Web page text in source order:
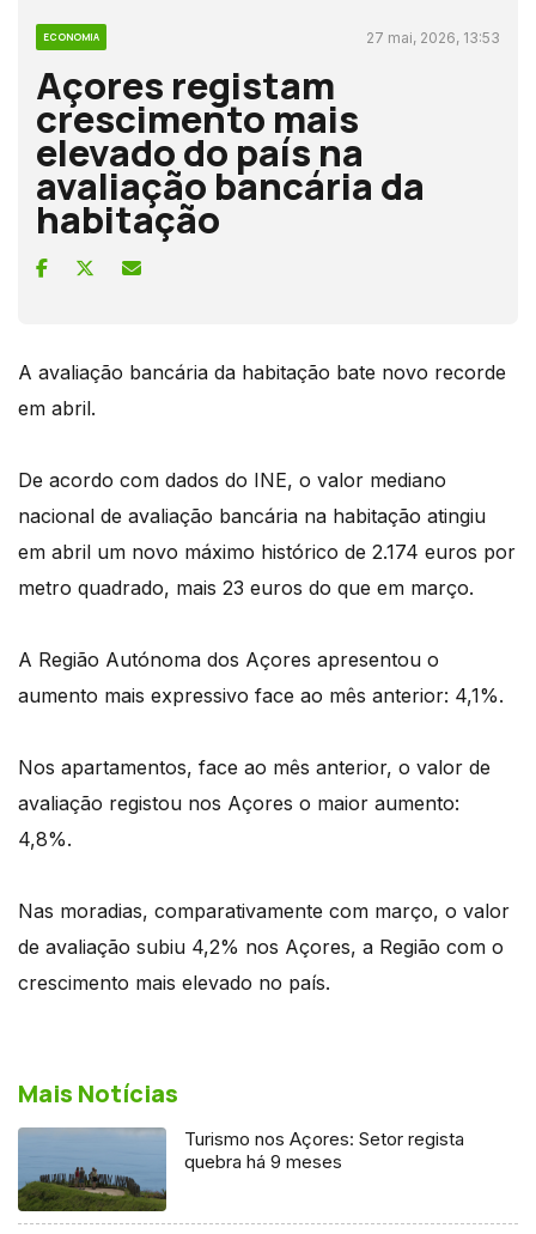
ECONOMIA 27 mai, 2026, 13:53
Açores registam
crescimento mais
elevado do país na
avaliação bancária da
habitação
A avaliação bancária da habitação bate novo recorde
em abril.
De acordo com dados do INE, o valor mediano
nacional de avaliação bancária na habitação atingiu
em abril um novo máximo histórico de 2.174 euros por
metro quadrado, mais 23 euros do que em março.
A Região Autónoma dos Açores apresentou o
aumento mais expressivo face ao mês anterior: 4,1%.
Nos apartamentos, face ao mês anterior, o valor de
avaliação registou nos Açores o maior aumento:
4,8%.
Nas moradias, comparativamente com março, o valor
de avaliação subiu 4,2% nos Açores, a Região com o
crescimento mais elevado no país.
Mais Notícias
Turismo nos Açores: Setor regista
quebra há 9 meses